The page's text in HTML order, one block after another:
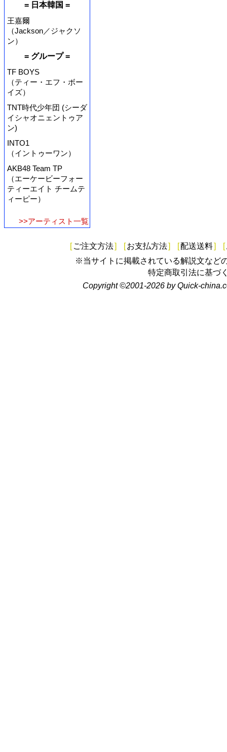
= 日本韓国 =
王嘉爾
（Jackson／ジャクソ
ン）
= グループ =
TF BOYS
（ティー・エフ・ボー
イズ）
TNT時代少年団 (シーダ
イシャオニェントゥア
ン)
INTO1
（イントゥーワン）
AKB48 Team TP
（エーケービーフォー
ティーエイト チームテ
ィーピー）
>>アーティスト一覧
[ ご注文方法] [お支払方法] [配送送料] [
※当サイトに掲載されている解説文など
特定商取引法に基づ
Copyright ©2001-2026 by Quick-